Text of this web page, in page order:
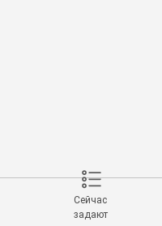
Сейчас
задают